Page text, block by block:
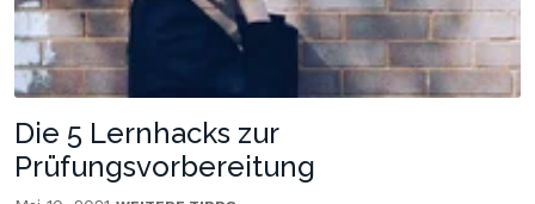
Die 5 Lernhacks zur
Prüfungsvorbereitung